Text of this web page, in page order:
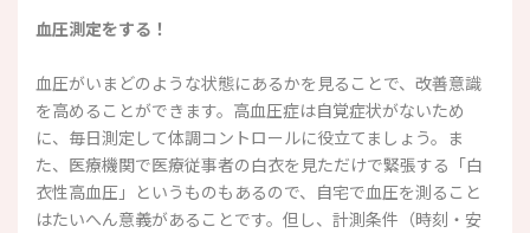
血圧測定をする！
血圧がいまどのような状態にあるかを見ることで、改善意識
を高めることができます。高血圧症は自覚症状がないため
に、毎日測定して体調コントロールに役立てましょう。ま
た、医療機関で医療従事者の白衣を見ただけで緊張する「白
衣性高血圧」というものもあるので、自宅で血圧を測ること
はたいへん意義があることです。但し、計測条件（時刻・安